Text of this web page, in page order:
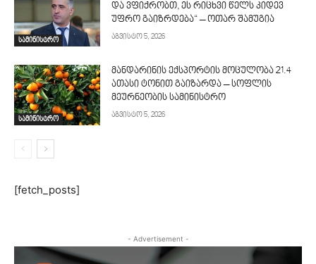
სამინისტრო
და ვფიქრობთ, ეს რიცხვი წელს კიდევ
უფრო გაიზრდება“ – ოთარ შამუგია
აგვისტო 5, 2026
სამინისტრო
მანდარინის ექსპორტის მოცულობა 21.4
ათასი ტონით გაიზარდა – სოფლის
მეურნეობის სამინისტრო
აგვისტო 5, 2026
[fetch_posts]
- Advertisement -